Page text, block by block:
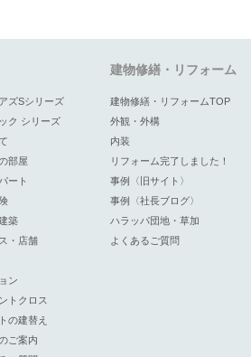
ズSシリーズ
ク シリーズ
部屋
ート
築
・店舗
ン
トクロス
の建替え
ご案内
建物修繕・リフォーム
建物修繕・リフォームTOP
外観・外構
内装
リフォーム完了しました！
事例〈旧サイト〉
事例〈社長ブログ〉
ハラッパ団地・草加
よくあるご質問